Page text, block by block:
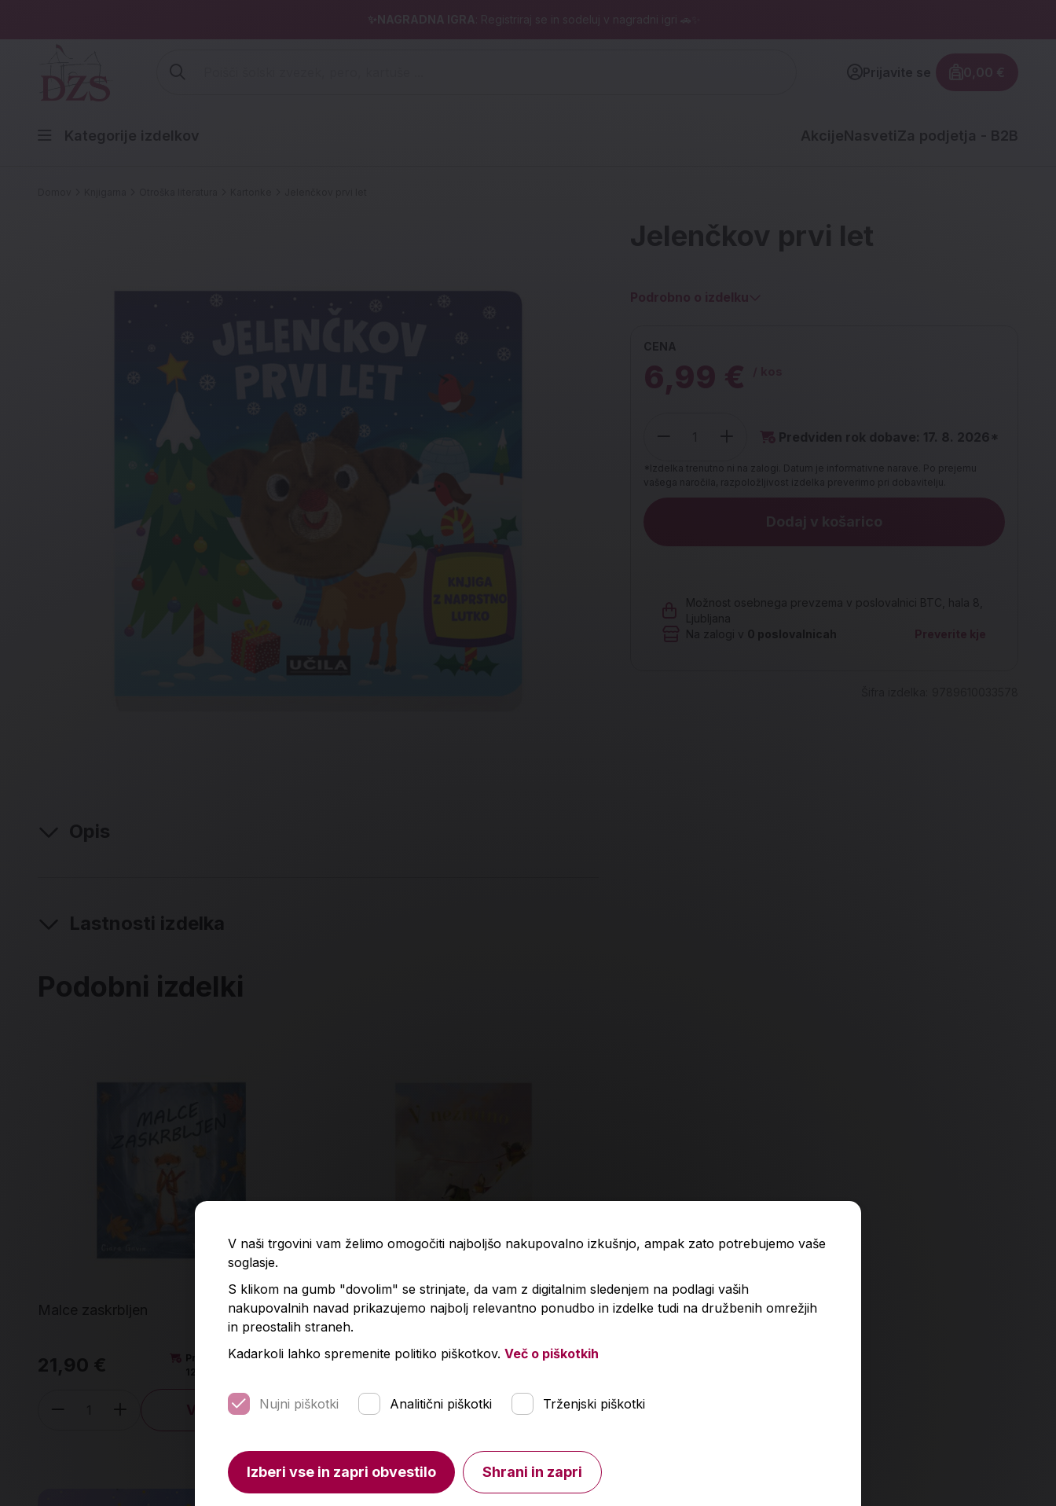
✨NAGRADNA IGRA : Registriraj se in sodeluj v nagradni igri 🚗✨
Prijavite se
Znesek
0,00 €
Kategorije izdelkov AkcijeNasveti Za podjetja - B2B
Jelenčkov prvi let
Podrobno o izdelku
CENA
6,99 €
Predviden rok dobave: 17. 8. 2026*
*Izdelka trenutno ni na zalogi. Datum je informativne narave. Po prejemu
vašega naročila, razpoložljivost izdelka preverimo pri dobavitelju.
Količina
Dodaj v košarico
Možnost osebnega prevzema v poslovalnici BTC, hala 8,
Ljubljana
Na zalogi v
0 poslovalnicah Preverite kje
Opis
Lastnosti izdelka
Podobni izdelki
Malce zaskrbljen
21,90 €
Predvidena dobava:
12. 8. 2026*
Količina
V košarico
V neznano
21,90 €
Predvidena dobava:
Količina
V košarico
Volkulja in medved
V naši trgovini vam želimo omogočiti najboljšo nakupovalno izkušnjo, ampak zato potrebujemo vaše
soglasje.
S klikom na gumb "dovolim" se strinjate, da vam z digitalnim sledenjem na podlagi vaših
nakupovalnih navad prikazujemo najbolj relevantno ponudbo in izdelke tudi na družbenih omrežjih
in preostalih straneh.
Kadarkoli lahko spremenite politiko piškotkov. Več o piškotkih
Nujni piškotki Analitični piškotki Trženjski piškotki
Izberi vse in zapri obvestilo Shrani in zapri